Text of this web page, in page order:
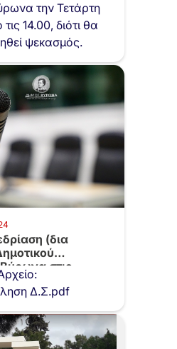
την Τετάρτη
14.00, διότι θα
ψεκασμός.
(δια
στις
Δ.Σ.pdf